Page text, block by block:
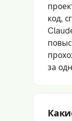
код,
за